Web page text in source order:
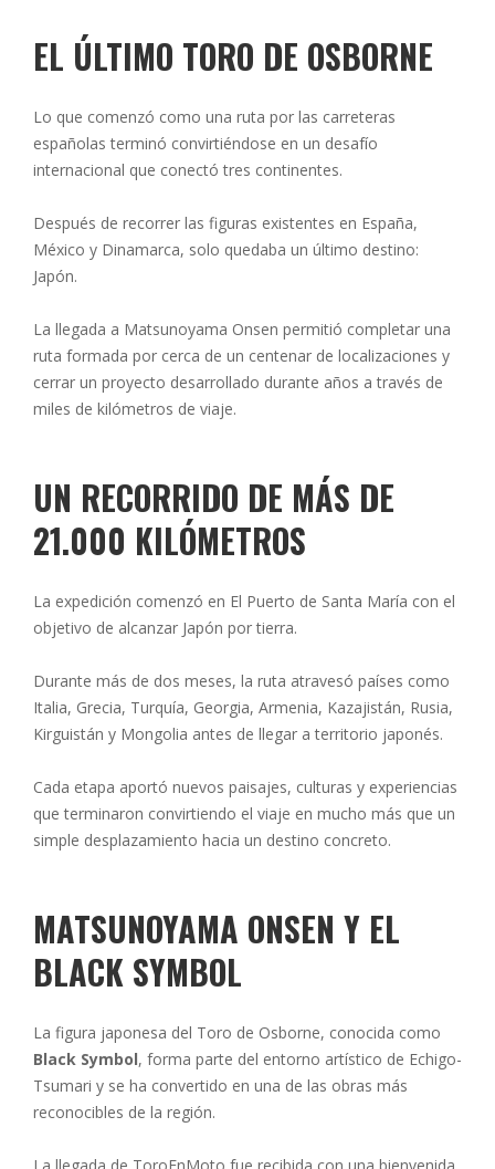
EL ÚLTIMO TORO DE OSBORNE
Lo que comenzó como una ruta por las carreteras
españolas terminó convirtiéndose en un desafío
internacional que conectó tres continentes.
Después de recorrer las figuras existentes en España,
México y Dinamarca, solo quedaba un último destino:
Japón.
La llegada a Matsunoyama Onsen permitió completar una
ruta formada por cerca de un centenar de localizaciones y
cerrar un proyecto desarrollado durante años a través de
miles de kilómetros de viaje.
UN RECORRIDO DE MÁS DE
21.000 KILÓMETROS
La expedición comenzó en El Puerto de Santa María con el
objetivo de alcanzar Japón por tierra.
Durante más de dos meses, la ruta atravesó países como
Italia, Grecia, Turquía, Georgia, Armenia, Kazajistán, Rusia,
Kirguistán y Mongolia antes de llegar a territorio japonés.
Cada etapa aportó nuevos paisajes, culturas y experiencias
que terminaron convirtiendo el viaje en mucho más que un
simple desplazamiento hacia un destino concreto.
MATSUNOYAMA ONSEN Y EL
BLACK SYMBOL
La figura japonesa del Toro de Osborne, conocida como
Black Symbol, forma parte del entorno artístico de Echigo-
Tsumari y se ha convertido en una de las obras más
reconocibles de la región.